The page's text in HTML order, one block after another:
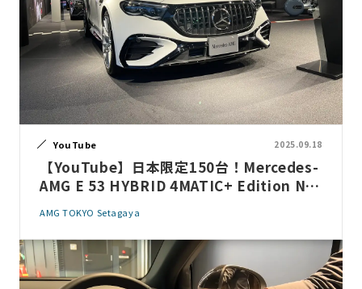
YouTube 2025.09.18
【YouTube】日本限定150台！Mercedes-
AMG E 53 HYBRID 4MATIC+ Edition Nig
AMG TOKYO Setagaya